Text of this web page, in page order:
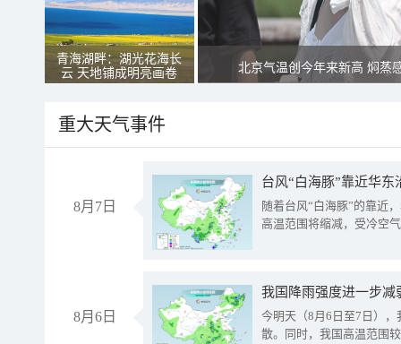
青海湖畔：湖光花海长
云 天地铺成明亮画卷
北京气温创今年来新高 焖蒸
重大天气事件
8月7日
台风“白海豚”靠近华
随着台风“白海豚”的靠近
高温范围将缩减，受冷空
8月6日
今明天（8月6日至7日）
散。同时，我国高温范围